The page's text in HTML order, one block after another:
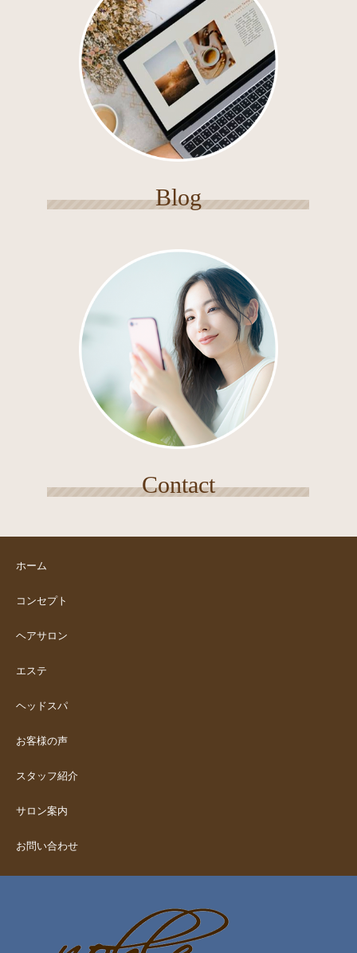
Blog
Contact
ホーム
コンセプト
ヘアサロン
エステ
ヘッドスパ
お客様の声
スタッフ紹介
サロン案内
お問い合わせ